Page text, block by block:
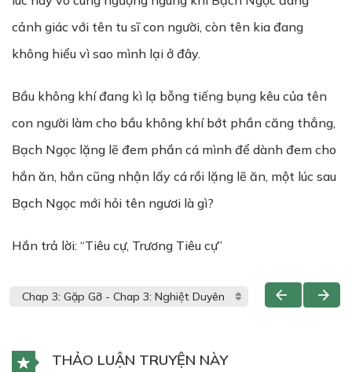
cảnh giác với tên tu sĩ con người, còn tên kia đang
không hiểu vì sao mình lại ở đây.
Bầu không khí đang kì lạ bỗng tiếng bụng kêu của tên
con người làm cho bầu không khí bớt phần căng thẳng,
Bạch Ngọc lặng lẽ đem phần cá mình để dành đem cho
hắn ăn, hắn cũng nhận lấy cá rồi lặng lẽ ăn, một lúc sau
Bạch Ngọc mới hỏi tên ngươi là gì?
Hắn trả lời: “Tiêu cự, Trương Tiêu cự”
THẢO LUẬN TRUYỆN NÀY